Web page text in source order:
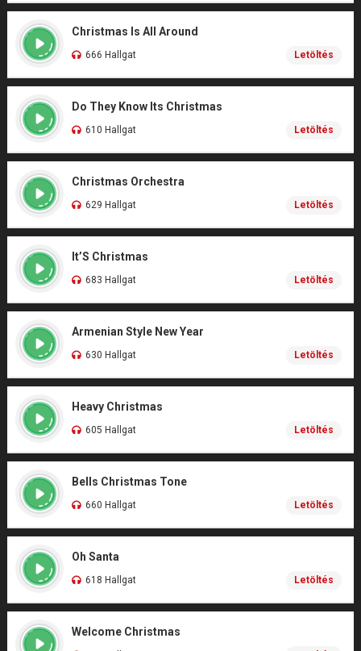
Christmas Is All Around
666 Hallgat Letöltés
Do They Know Its Christmas
610 Hallgat Letöltés
Christmas Orchestra
629 Hallgat Letöltés
It’S Christmas
683 Hallgat Letöltés
Armenian Style New Year
630 Hallgat Letöltés
Heavy Christmas
605 Hallgat Letöltés
Bells Christmas Tone
660 Hallgat Letöltés
Oh Santa
618 Hallgat Letöltés
Welcome Christmas